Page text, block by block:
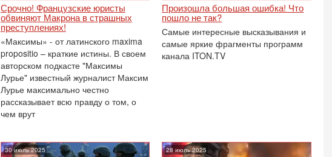
Срочно! Французские юристы
обвиняют Макрона в страшных
преступлениях!
«Максимы» - от латинского maxima
propositio – краткие истины. В своем
авторском подкасте "Максимы
Лурье" известный журналист Максим
Лурье максимально честно
рассказывает всю правду о том, о
чем врут
Произошла большая ошибка! Что
пошло не так?
Самые интересные высказывания и
самые яркие фрагменты программ
канала ITON.TV
30 июль 2025 28 июль 2025